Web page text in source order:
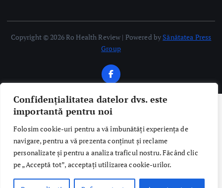
Confidențialitatea datelor dvs. este
importantă pentru noi
Folosim cookie-uri pentru a vă îmbunătăți experiența de
navigare, pentru a vă prezenta conținut și reclame
personalizate și pentru a analiza traficul nostru. Făcând clic
pe „Acceptă tot”, acceptați utilizarea cookie-urilor.